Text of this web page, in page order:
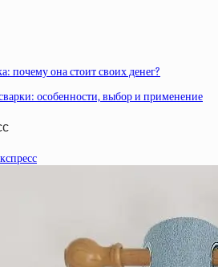
почему она стоит своих денег?
особенности, выбор и применение